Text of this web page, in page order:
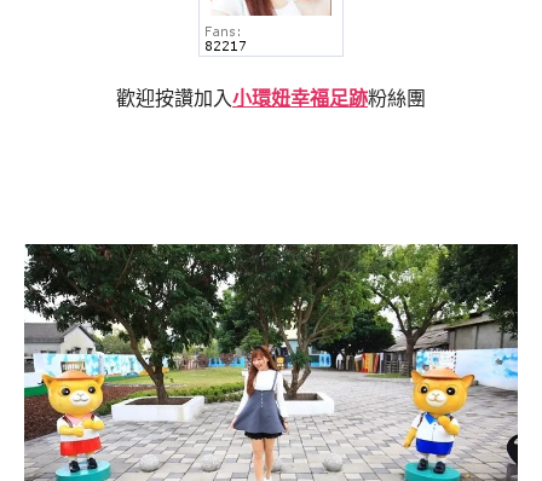
歡迎按讚加入小環妞幸福足跡粉絲團